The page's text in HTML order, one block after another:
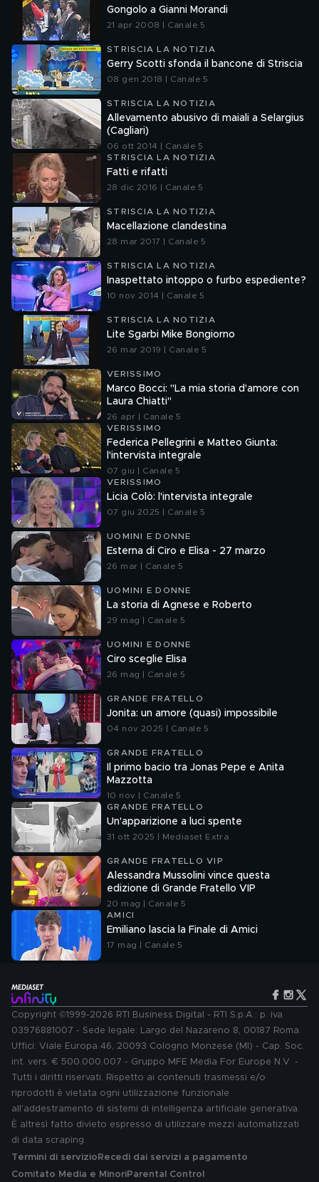
Gongolo a Gianni Morandi
21 apr 2008 | Canale 5
STRISCIA LA NOTIZIA
Gerry Scotti sfonda il bancone di Striscia
08 gen 2018 | Canale 5
STRISCIA LA NOTIZIA
Allevamento abusivo di maiali a Selargius
(Cagliari)
06 ott 2014 | Canale 5
STRISCIA LA NOTIZIA
Fatti e rifatti
28 dic 2016 | Canale 5
STRISCIA LA NOTIZIA
Macellazione clandestina
28 mar 2017 | Canale 5
STRISCIA LA NOTIZIA
Inaspettato intoppo o furbo espediente?
10 nov 2014 | Canale 5
STRISCIA LA NOTIZIA
Lite Sgarbi Mike Bongiorno
26 mar 2019 | Canale 5
VERISSIMO
Marco Bocci: "La mia storia d'amore con
Laura Chiatti"
26 apr | Canale 5
VERISSIMO
Federica Pellegrini e Matteo Giunta:
l'intervista integrale
07 giu | Canale 5
VERISSIMO
Licia Colò: l'intervista integrale
07 giu 2025 | Canale 5
UOMINI E DONNE
Esterna di Ciro e Elisa - 27 marzo
26 mar | Canale 5
UOMINI E DONNE
La storia di Agnese e Roberto
29 mag | Canale 5
UOMINI E DONNE
Ciro sceglie Elisa
26 mag | Canale 5
GRANDE FRATELLO
Jonita: un amore (quasi) impossibile
04 nov 2025 | Canale 5
GRANDE FRATELLO
Il primo bacio tra Jonas Pepe e Anita
Mazzotta
10 nov | Canale 5
GRANDE FRATELLO
Un'apparizione a luci spente
31 ott 2025 | Mediaset Extra
GRANDE FRATELLO VIP
Alessandra Mussolini vince questa
edizione di Grande Fratello VIP
20 mag | Canale 5
AMICI
Emiliano lascia la Finale di Amici
17 mag | Canale 5
Copyright ©1999-2026 RTI Business Digital - RTI S.p.A.: p. iva
03976881007 - Sede legale: Largo del Nazareno 8, 00187 Roma.
Uffici: Viale Europa 46, 20093 Cologno Monzese (MI) - Cap. Soc.
int. vers. € 500.000.007 - Gruppo MFE Media For Europe N.V. -
Tutti i diritti riservati. Rispetto ai contenuti trasmessi e/o
riprodotti è vietata ogni utilizzazione funzionale
all'addestramento di sistemi di intelligenza artificiale generativa.
È altresì fatto divieto espresso di utilizzare mezzi automatizzati
di data scraping.
Termini di servizio Recedi dai servizi a pagamento
Comitato Media e MinoriParental Control